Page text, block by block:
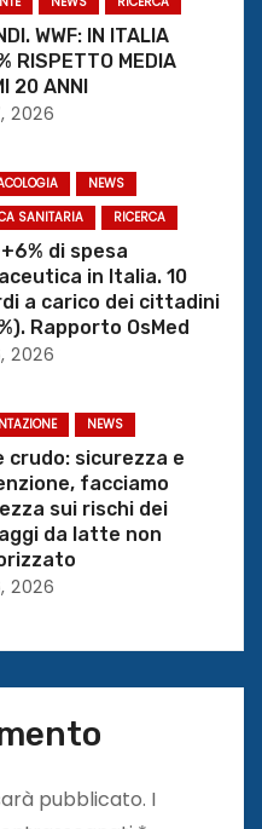
WWF: IN ITALIA
RISPETTO MEDIA
20 ANNI
2026
NEWS
SANITARIA
RICERCA
+6% di spesa
in Italia. 10
a carico dei cittadini
Rapporto OsMed
2026
NEWS
crudo: sicurezza e
facciamo
sui rischi dei
da latte non
2026
pubblicato. I